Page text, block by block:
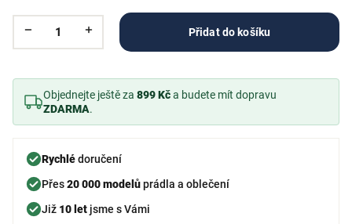
Přidat do košíku
Objednejte ještě za 899 Kča budete mít dopravu
ZDARMA.
Rychlédoručení
Přes20 000 modelůprádla a oblečení
Již 10 let jsme s Vámi